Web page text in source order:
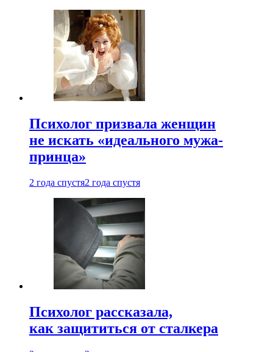
Психолог призвала женщин
не искать «идеального мужа-
принца»
2 года спустя2 года спустя
Психолог рассказала,
как защититься от сталкера